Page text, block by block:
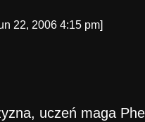
22, 2006 4:15 pm]
uczeń maga